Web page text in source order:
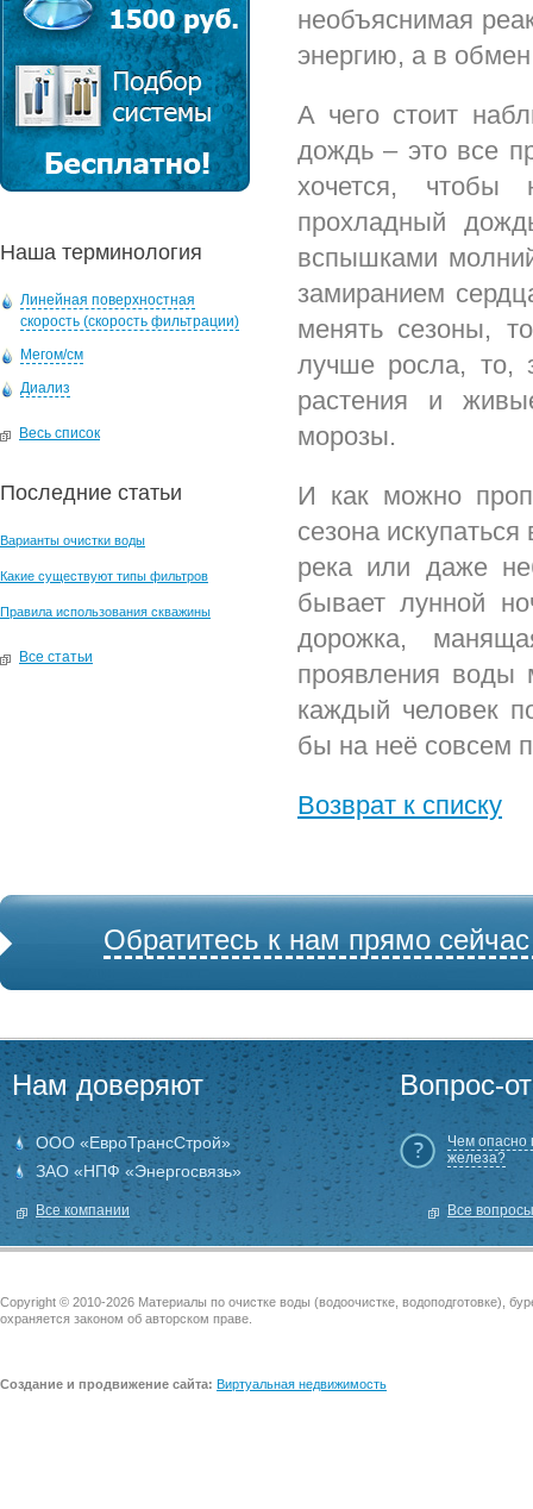
Наша терминология
Линейная поверхностная
скорость (скорость фильтрации)
Мегом/см
Диализ
Весь список
Последние статьи
Варианты очистки воды
Какие существуют типы фильтров
Правила использования скважины
Все статьи
необъяснимая
энергию, а в
А чего стоит
дождь – это все
хочется, чтобы
прохладный
вспышками
замиранием
менять сезоны,
лучше росла, то,
растения и
морозы.
И как можно
сезона
река или даже
бывает лунной
дорожка,
проявления воды
каждый человек
бы на неё совсем
Возврат к списку
Обратитесь к нам прямо
Нам доверяют
ООО «ЕвроТрансСтрой»
ЗАО «НПФ «Энергосвязь»
Все компании
Вопрос-
Чем опасно
железа?
Все вопросы
Copyright © 2010-2026 Материалы по очистке воды (водоочистке, водоподготовке),
охраняется законом об авторском праве.
Создание и продвижение сайта: Виртуальная недвижимость